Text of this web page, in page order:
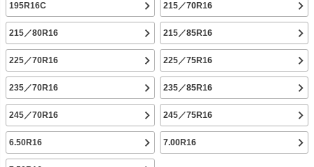
195R16C 215／70R16
215／80R16 215／85R16
225／70R16 225／75R16
235／70R16 235／85R16
245／70R16 245／75R16
6.50R16 7.00R16